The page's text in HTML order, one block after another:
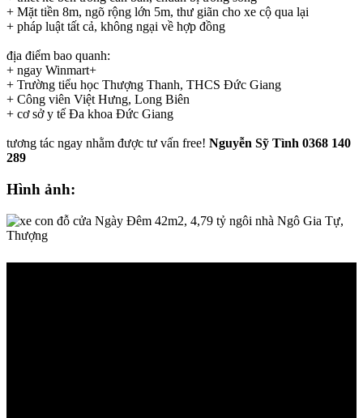
+ Mặt tiền 8m, ngõ rộng lớn 5m, thư giãn cho xe cộ qua lại
+ pháp luật tất cả, không ngại về hợp đồng
địa điểm bao quanh:
+ ngay Winmart+
+ Trường tiểu học Thượng Thanh, THCS Đức Giang
+ Công viên Việt Hưng, Long Biên
+ cơ sở y tế Đa khoa Đức Giang
tương tác ngay nhằm được tư vấn free! Nguyễn Sỹ Tình 0368 140
289
Hình ảnh: